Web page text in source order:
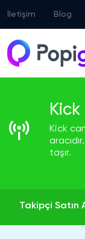
İletişim Blog
Kick
Kick
taşır.
Takipçi Satın